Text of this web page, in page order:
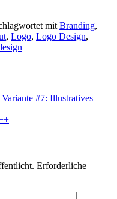
mit Branding,
, Logo, Logo Design,
#7: Illustratives
Erforderliche